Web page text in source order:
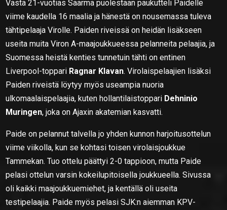
Vasta 21-vuotias Saarma puolestaan paukutteli Paidelle
viime kaudella 16 maalia ja hänestä on nousemassa tuleva
tähtipelaaja Virolle. Paiden riveissä on heidän lisäkseen
useita muita Viron A-maajoukkueessa pelanneita pelaajia, ja
Suomessa heistä kenties tunnetuin tähti on entinen
Liverpool-toppari Ragnar Klavan. Virolaispelaajien lisäksi
Paiden riveistä löytyy myös useampia nuoria
ulkomaalaispelaajia, kuten hollantilaistoppari Dehninio
Muringen, joka on Ajaxin akatemian kasvatti.
Paide on pelannut talvella jo yhden kunnon harjoitusottelun
viime viikolla, kun se kohtasi toisen virolaisjoukkue
Tammekan. Tuo ottelu päättyi 2-0 tappioon, mutta Paide
pelasi ottelun varsin kokeilupitoisella joukkueella. Sivussa
oli kaikki maajoukkuemiehet, ja kentällä oli useita
testipelaajia. Paide myös pelasi SJK:n aiemman KPV-